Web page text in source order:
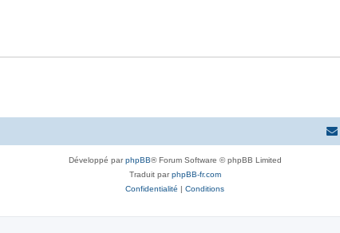
Développé parphpBB® Forum Software © phpBB Limited
Traduit parphpBB-fr.com
Confidentialité | Conditions